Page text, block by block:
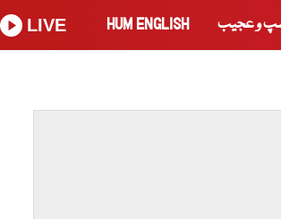
و عجیب HUM ENGLISH
LIVE